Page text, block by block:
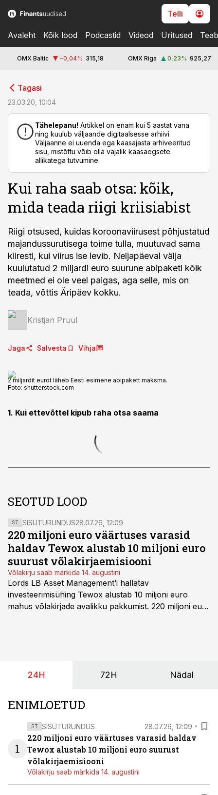
Telli
Avaleht Kõik lood Podcastid Videod Üritused
OMX Baltic −0,04% 315,18 OMX Riga 0,23% 925,27
Tagasi
23.03.20, 10:04
Tähelepanu! Artikkel on enam kui 5 aastat vana
ning kuulub väljaande digitaalsesse arhiivi.
Väljaanne ei uuenda ega kaasajasta arhiveeritud
sisu, mistõttu võib olla vajalik kaasaegsete
allikatega tutvumine
Kui raha saab otsa: kõik,
mida teada riigi kriisiabist
Riigi otsused, kuidas koroonaviirusest põhjustatud
majandussurutisega toime tulla, muutuvad sama
kiiresti, kui viirus ise levib. Neljapäeval välja
kuulutatud 2 miljardi euro suurune abipaketi kõik
meetmed ei ole veel paigas, aga selle, mis on
teada, võttis Äripäev kokku.
Kristjan Pruul
Jaga Salvesta Vihja
2 miljardit eurot läheb Eesti esimene abipakett maksma.
Foto: shutterstock.com
1. Kui ettevõttel kipub raha otsa saama
SEOTUD LOOD
ST SISUTURUNDUS28.07.26, 12:09
220 miljoni euro väärtuses varasid
haldav Tewox alustab 10 miljoni euro
suurust võlakirjaemisiooni
Võlakirju saab märkida 14. augustini
Lords LB Asset Management’i hallatav
investeerimisühing Tewox alustab 10 miljoni euro
mahus võlakirjade avalikku pakkumist. 220 miljoni euro
24H 72H Nädal
ENIMLOETUD
1
ST SISUTURUNDUS 28.07.26, 12:09
220 miljoni euro väärtuses varasid haldav
Tewox alustab 10 miljoni euro suurust
võlakirjaemisiooni
Võlakirju saab märkida 14. augustini